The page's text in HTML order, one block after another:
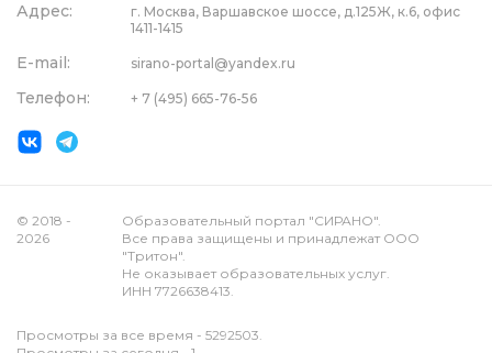
Адрес:
г. Москва, Варшавское шоссе, д.125Ж, к.6, офис
1411-1415
E-mail: sirano-portal@yandex.ru
Телефон: + 7 (495) 665-76-56
© 2018 -
2026
Образовательный портал "СИРАНО".
Все права защищены и принадлежат ООО
"Тритон".
Не оказывает образовательных услуг.
ИНН 7726638413.
Просмотры за все время - 5292503.